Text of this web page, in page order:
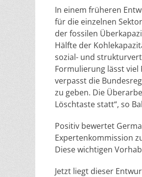
In einem früheren
für die einzelnen
der fossilen
Hälfte der
sozial- und
Formulierung lässt
verpasst die
zu geben. Die
Löschtaste statt“, so
Positiv bewertet
Expertenkommission
Diese wichtigen
Jetzt liegt dieser